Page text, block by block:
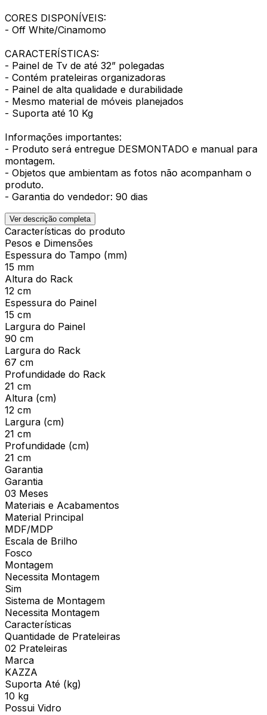
CORES DISPONÍVEIS:
- Off White/Cinamomo
CARACTERÍSTICAS:
- Painel de Tv de até 32” polegadas
- Contém prateleiras organizadoras
- Painel de alta qualidade e durabilidade
- Mesmo material de móveis planejados
- Suporta até 10 Kg
Informações importantes:
- Produto será entregue DESMONTADO e manual para
montagem.
- Objetos que ambientam as fotos não acompanham o
produto.
- Garantia do vendedor: 90 dias
Ver descrição completa
Características do produto
Pesos e Dimensões
Espessura do Tampo (mm)
15 mm
Altura do Rack
12 cm
Espessura do Painel
15 cm
Largura do Painel
90 cm
Largura do Rack
67 cm
Profundidade do Rack
21 cm
Altura (cm)
12 cm
Largura (cm)
21 cm
Profundidade (cm)
21 cm
Garantia
Garantia
03 Meses
Materiais e Acabamentos
Material Principal
MDF/MDP
Escala de Brilho
Fosco
Montagem
Necessita Montagem
Sim
Sistema de Montagem
Necessita Montagem
Características
Quantidade de Prateleiras
02 Prateleiras
Marca
KAZZA
Suporta Até (kg)
10 kg
Possui Vidro